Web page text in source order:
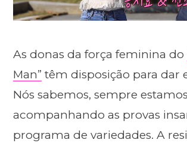
As donas da força feminina do
Man” têm disposição para dar
Nós sabemos, sempre estamos
acompanhando as provas
programa de variedades. A